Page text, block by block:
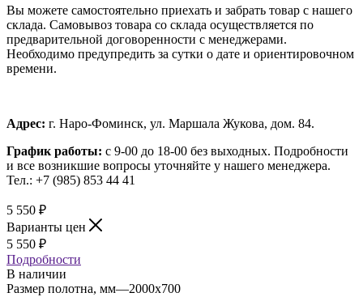
Вы можете самостоятельно приехать и забрать товар с нашего
склада. Самовывоз товара со склада осуществляется по
предварительной договоренности с менеджерами.
Необходимо предупредить за сутки о дате и ориентировочном
времени.
Адрес: г. Наро-Фоминск, ул. Маршала Жукова, дом. 84.
График работы: с 9-00 до 18-00 без выходных. Подробности
и все возникшие вопросы уточняйте у нашего менеджера.
Тел.: +7 (985) 853 44 41
5 550 ₽
Варианты цен
5 550 ₽
Подробности
В наличии
Размер полотна, мм—2000x700